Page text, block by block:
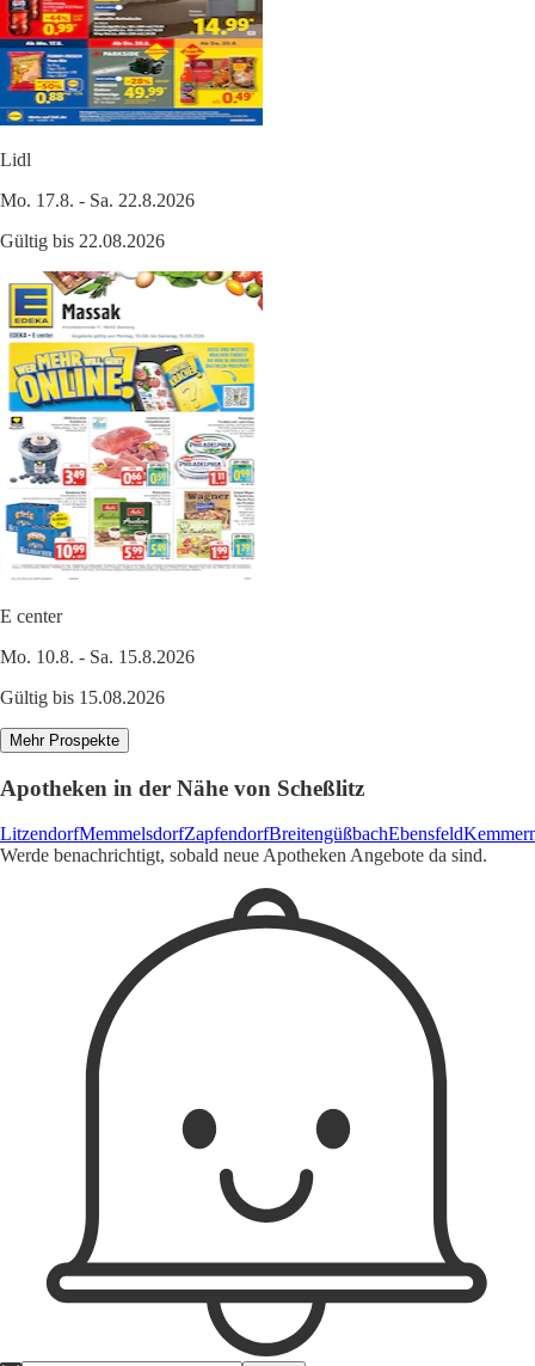
Lidl
Mo. 17.8. - Sa. 22.8.2026
Gültig bis 22.08.2026
E center
Mo. 10.8. - Sa. 15.8.2026
Gültig bis 15.08.2026
Mehr Prospekte
Apotheken in der Nähe von Scheßlitz
LitzendorfMemmelsdorfZapfendorfBreitengüßbachEbensfeld
Werde benachrichtigt, sobald neue Apotheken Angebote da sind.